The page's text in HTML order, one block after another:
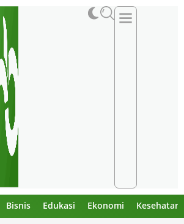
Bisnis Edukasi Ekonomi Kesehatan